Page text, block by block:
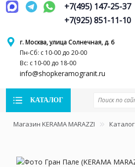
г. Москва, улица Солнечная, д. 6
Пн-Сб: с 10-00 до 20-00
Вс: с 10-00 до 18-00
info@shopkeramogranit.ru
+7(495) 147-25-37
+7(925) 851-11-10
КАТАЛОГ
Магазин KERAMA MARAZZI Каталог